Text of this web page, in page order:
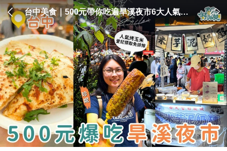
台中美食｜500元帶你吃遍旱溪夜市6大人氣攤
位，從人氣烤玉米到芋泥奶磚一網打盡！